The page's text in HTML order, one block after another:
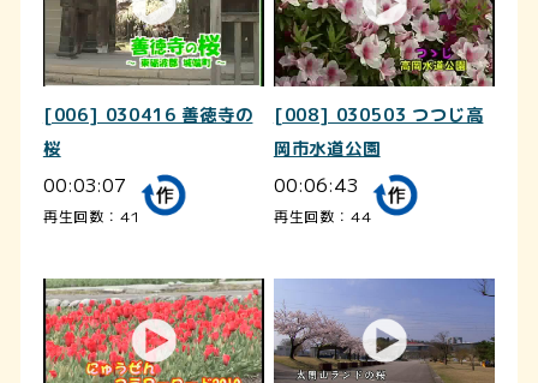
[006] 030416 善徳寺の
桜
00:03:07
再生回数：41
[008] 030503 つつじ高
岡市水道公園
00:06:43
再生回数：44